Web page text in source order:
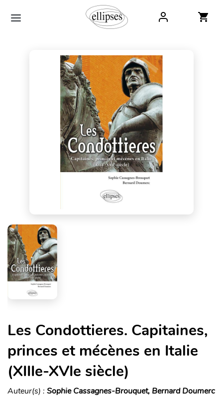
Les Condottieres. Capitaines,
princes et mécènes en Italie
(XIIIe-XVIe siècle)
Auteur(s) : Sophie Cassagnes-Brouquet, Bernard Doumerc